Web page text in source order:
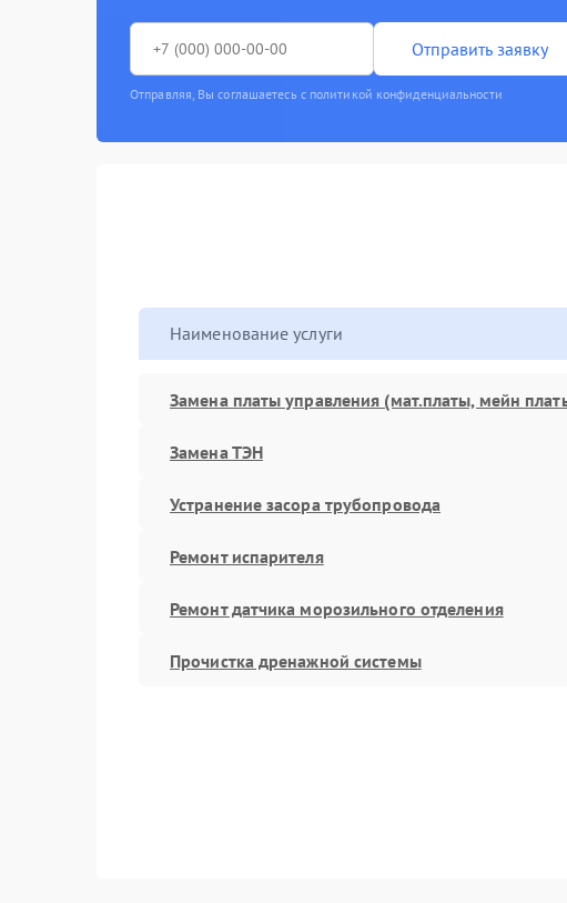
Отправить заявку
Отправляя, Вы соглашаетесь с политикой конфиденциальности
Наименование услуги
Замена платы управления (мат.платы, мейн
Замена ТЭН
Устранение засора трубопровода
Ремонт испарителя
Ремонт датчика морозильного отделения
Прочистка дренажной системы